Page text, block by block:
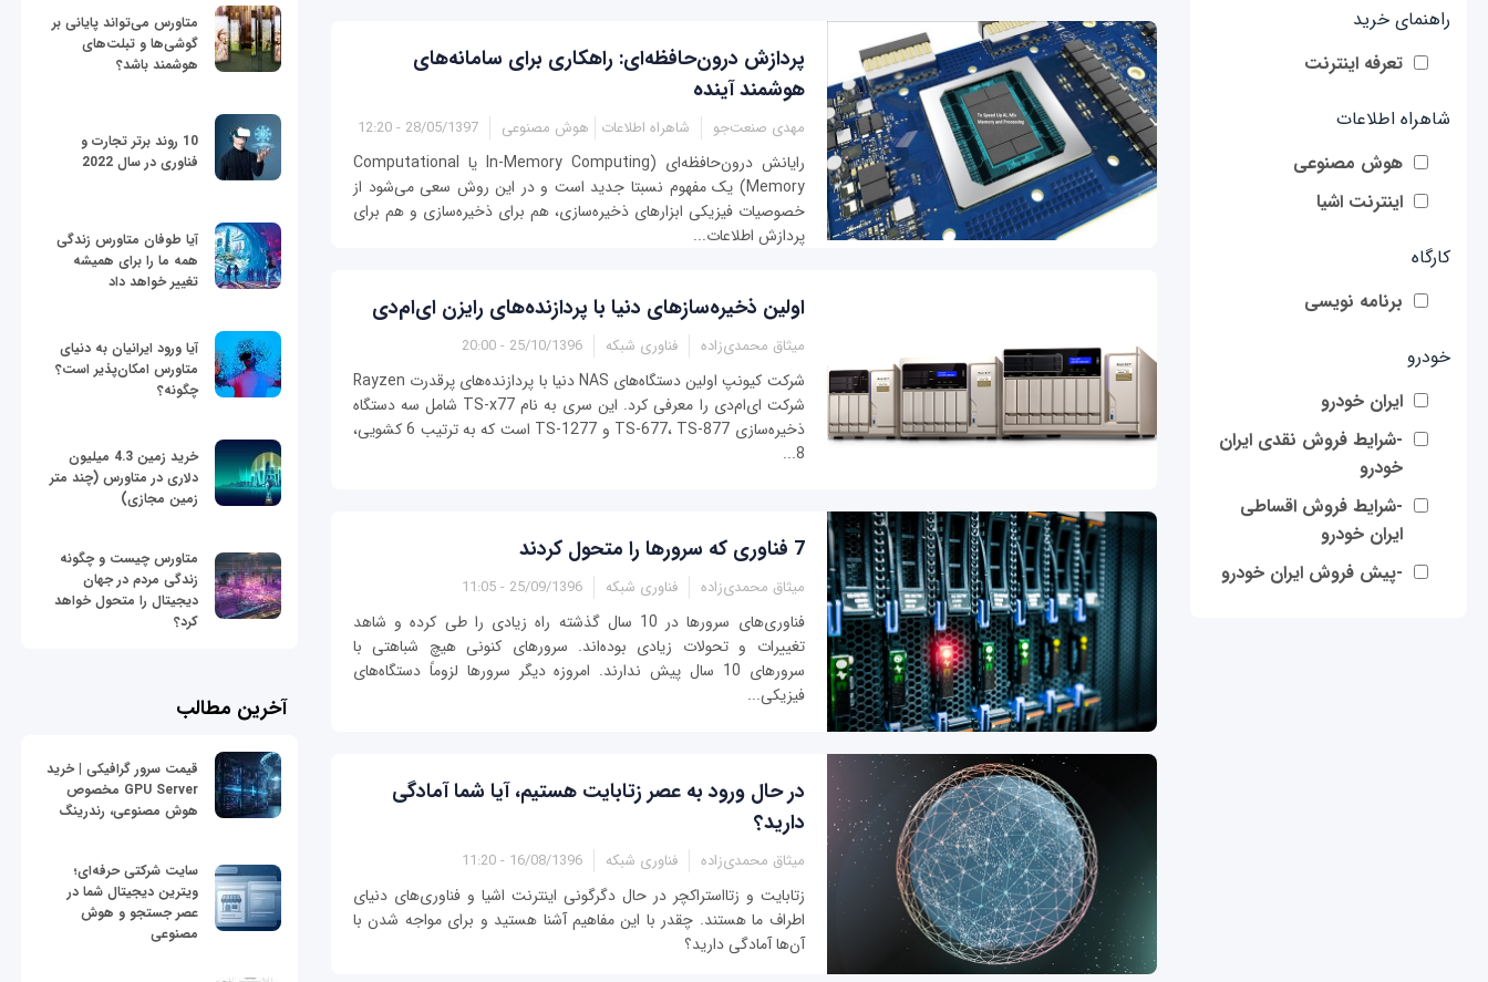
راهنمای خرید
تعرفه اینترنت
شاهراه اطلاعات
هوش مصنوعی
اینترنت اشیا
کارگاه
برنامه نویسی
خودرو
ایران خودرو
-شرایط فروش نقدی ایران
خودرو
-شرایط فروش اقساطی
ایران خودرو
-پیش فروش ایران خودرو
پردازش درون‌حافظه‌ای: راهکاری برای سامانه‌های
هوشمند آینده
مهدی صنعت‌جو شاهراه اطلاعات هوش مصنوعی 28/05/1397 - 12:20
رایانش درون‌حافظه‌ای (In-Memory Computing یا Computational
Memory) یک مفهوم نسبتا جدید است و در این روش سعی می‌شود از
خصوصیات فیزیکی ابزارهای ذخیره‌سازی، هم برای ذخیره‌سازی و هم برای
پردازش اطلاعات...
اولین ذخیره‌سازهای دنیا با پردازنده‌های رایزن ای‌ام‌دی
میثاق محمدی‌زاده فناوری شبکه 25/10/1396 - 20:00
شرکت کیونپ اولین دستگاه‌های NAS دنیا با پردازنده‌های پرقدرت Rayzen
شرکت ای‌ام‌دی را معرفی کرد. این سری به نام TS-x77 شامل سه دستگاه
ذخیره‌سازی TS-677، TS-877 و TS-1277 است که به ترتیب 6 کشویی،
8...
7 فناوری که سرورها را متحول کردند
میثاق محمدی‌زاده فناوری شبکه 25/09/1396 - 11:05
فناوری‌های سرورها در 10 سال گذشته راه زیادی را طی کرده و شاهد
تغییرات و تحولات زیادی بوده‌اند. سرورهای کنونی هیچ شباهتی با
سرورهای 10 سال پیش ندارند. امروزه دیگر سرورها لزوماً دستگاه‌های
فیزیکی...
در حال ورود به عصر زتابایت هستیم، آیا شما آمادگی
دارید؟
میثاق محمدی‌زاده فناوری شبکه 16/08/1396 - 11:20
زتابایت و زتااستراکچر در حال دگرگونی اینترنت اشیا و فناوری‌های دنیای
اطراف ما هستند. چقدر با این مفاهیم آشنا هستید و برای مواجه شدن با
آن‌ها آمادگی دارید؟
متاورس می‌تواند پایانی بر
گوشی‌ها و تبلت‌های
هوشمند باشد؟
10 روند برتر تجارت و
فناوری در سال 2022
آیا طوفان متاورس زندگی
همه ما را برای همیشه
تغییر خواهد داد
آیا ورود ایرانیان به دنیای
متاورس امکان‌پذیر است؟
چگونه؟
خرید زمین 4.3 میلیون
دلاری در متاورس (چند متر
زمین مجازی)
متاورس چیست و چگونه
زندگی مردم در جهان
دیجیتال را متحول خواهد
کرد؟
آخرین مطالب
قیمت سرور گرافیکی | خرید
GPU Server مخصوص
هوش مصنوعی، رندرینگ
سایت شرکتی حرفه‌ای؛
ویترین دیجیتال شما در
عصر جستجو و هوش
مصنوعی